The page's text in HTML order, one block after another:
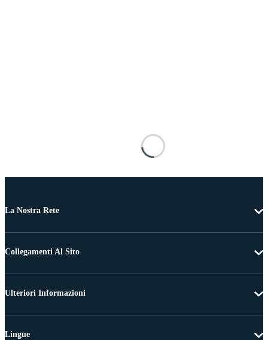
La Nostra Rete
Collegamenti Al Sito
Ulteriori Informazioni
Lingue